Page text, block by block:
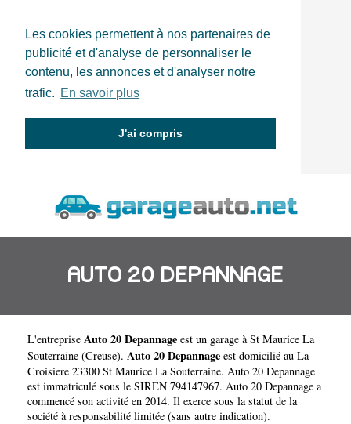
Les cookies permettent à nos partenaires de
publicité et d'analyse de personnaliser le
contenu, les annonces et d'analyser notre
trafic. En savoir plus
J'ai compris
AUTO 20 DEPANNAGE
L'entreprise Auto 20 Depannage est un garage à St Maurice La
Souterraine (Creuse). Auto 20 Depannage est domicilié au La
Croisiere 23300 St Maurice La Souterraine. Auto 20 Depannage
est immatriculé sous le SIREN 794147967. Auto 20 Depannage a
commencé son activité en 2014. Il exerce sous la statut de la
société à responsabilité limitée (sans autre indication).